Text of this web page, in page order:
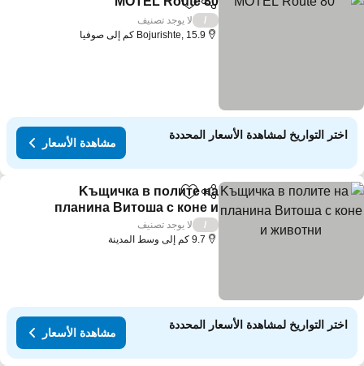
مشاركةAdd to favorites
لا يوجد تصنيف
Bojurishte, 15.9 كم إلى صوفيا
اختر التواريخ لمشاهدة الأسعار المحددة
مشاهدة الأسعار
مشاركةAdd to favorites
Kъщичка в полите на
планина Витоша с коне и
животни
مشاهدة الأسعار
لا يوجد تصنيف
9.7 كم إلى وسط المدينة
اختر التواريخ لمشاهدة الأسعار المحددة
مشاهدة الأسعار